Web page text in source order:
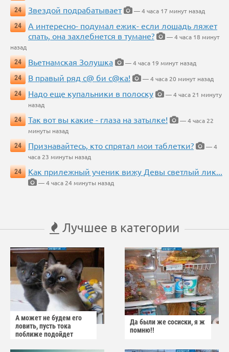
24
Звездой подрабатывает
— 4 часа 17 минут назад
24
А интересно- подумал ежик- если лошадь ляжет
спать, она захлебнется в тумане?
— 4 часа 18 минут
назад
24
Вьетнамская Золушка
— 4 часа 19 минут назад
24
В правый ряд с@ би с@ка!
— 4 часа 20 минут назад
24
Надо еще купальники в полоску
— 4 часа 21 минуту
назад
24
Так вот вы какие - глаза на затылке!
— 4 часа 22
минуты назад
24
Признавайтесь, кто спрятал мои таблетки?
— 4
часа 23 минуты назад
24
Как прилежный ученик вижу Девы светлый лик...
— 4 часа 24 минуты назад
Лучшее в категории
А может не будем его
ловить, пусть тока
поближе подойдет
Да были же сосиски, я ж
помню!!